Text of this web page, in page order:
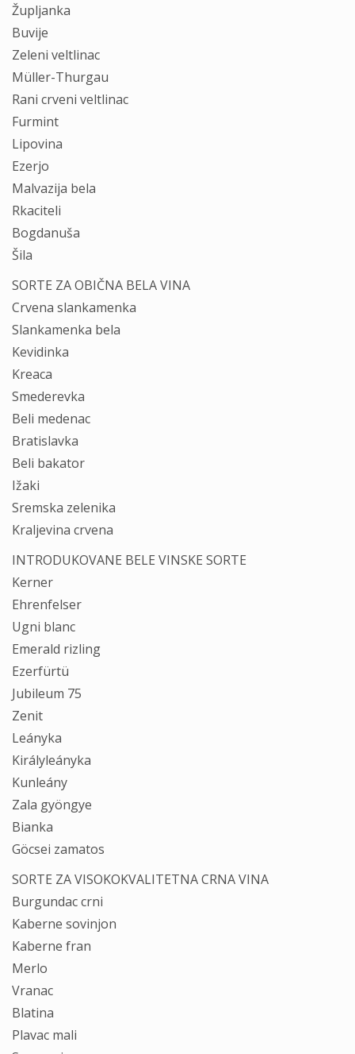
Župljanka
Buvije
Zeleni veltlinac
Müller-Thurgau
Rani crveni veltlinac
Furmint
Lipovina
Ezerjo
Malvazija bela
Rkaciteli
Bogdanuša
Šila
SORTE ZA OBIČNA BELA VINA
Crvena slankamenka
Slankamenka bela
Kevidinka
Kreaca
Smederevka
Beli medenac
Bratislavka
Beli bakator
Ižaki
Sremska zelenika
Kraljevina crvena
INTRODUKOVANE BELE VINSKE SORTE
Kerner
Ehrenfelser
Ugni blanc
Emerald rizling
Ezerfürtü
Jubileum 75
Zenit
Leányka
Királyleányka
Kunleány
Zala gyöngye
Bianka
Göcsei zamatos
SORTE ZA VISOKOKVALITETNA CRNA VINA
Burgundac crni
Kaberne sovinjon
Kaberne fran
Merlo
Vranac
Blatina
Plavac mali